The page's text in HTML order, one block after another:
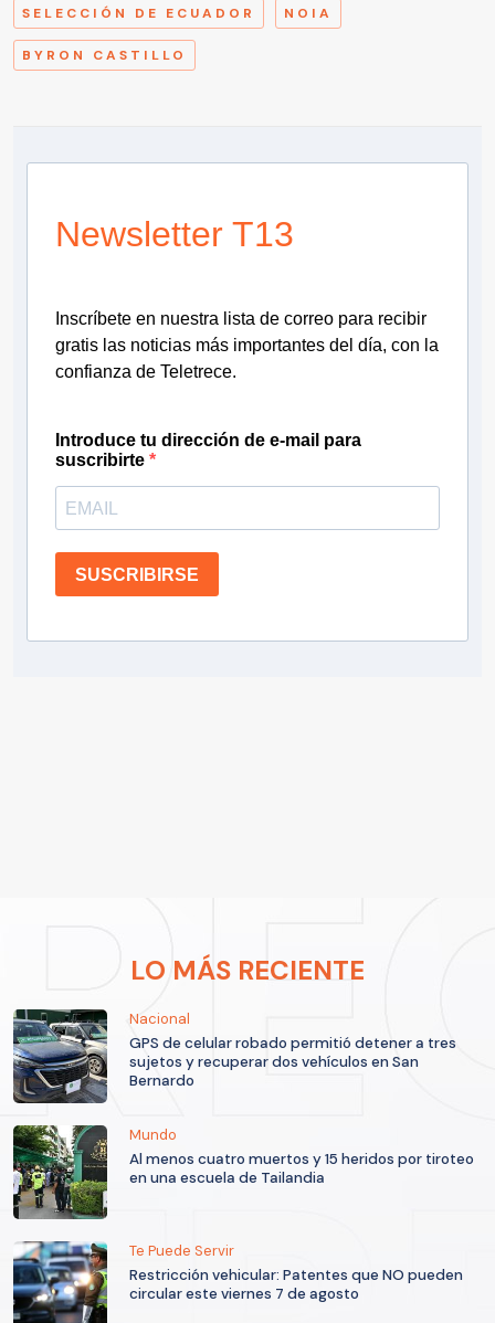
SELECCIÓN DE ECUADOR NOIA
BYRON CASTILLO
Newsletter T13
Inscríbete en nuestra lista de correo para recibir
gratis las noticias más importantes del día, con la
confianza de Teletrece.
Introduce tu dirección de e-mail para
suscribirte
SUSCRIBIRSE
LO MÁS RECIENTE
Nacional
GPS de celular robado permitió detener a tres
sujetos y recuperar dos vehículos en San
Bernardo
Mundo
Al menos cuatro muertos y 15 heridos por tiroteo
en una escuela de Tailandia
Te Puede Servir
Restricción vehicular: Patentes que NO pueden
circular este viernes 7 de agosto